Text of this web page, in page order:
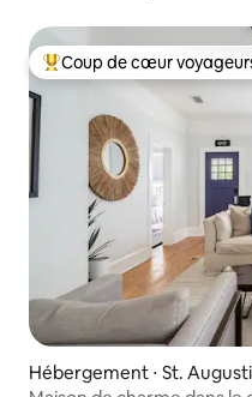
Coups de cœur voyageurs
Coup de cœur
Hébergement ⋅ St.